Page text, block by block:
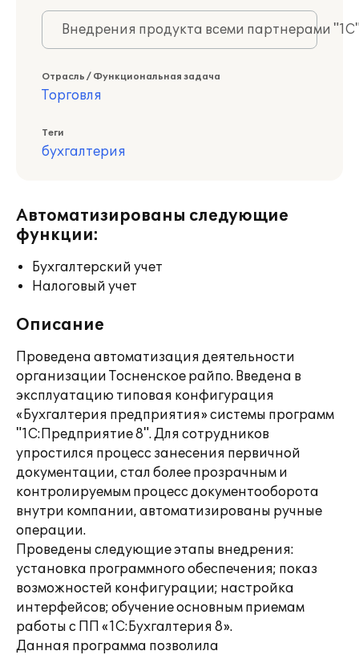
Внедрения продукта всеми партнерами
Отрасль / Функциональная задача
Торговля
Теги
бухгалтерия
Автоматизированы следующие
функции:
Бухгалтерский учет
Налоговый учет
Описание
Проведена автоматизация деятельности
организации Тосненское райпо. Введена в
эксплуатацию типовая конфигурация
«Бухгалтерия предприятия» системы программ
"1С:Предприятие 8". Для сотрудников
упростился процесс занесения первичной
документации, стал более прозрачным и
контролируемым процесс документооборота
внутри компании, автоматизированы ручные
операции.
Проведены следующие этапы внедрения:
установка программного обеспечения; показ
возможностей конфигурации; настройка
интерфейсов; обучение основным приемам
работы с ПП «1С:Бухгалтерия 8».
Данная программа позволила